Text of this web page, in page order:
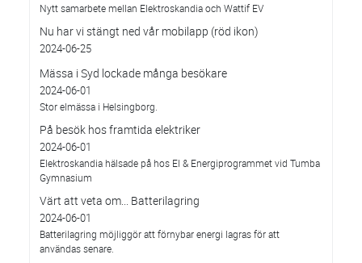
Nytt samarbete mellan Elektroskandia och Wattif EV
Nu har vi stängt ned vår mobilapp (röd ikon)
2024-06-25
Mässa i Syd lockade många besökare
2024-06-01
Stor elmässa i Helsingborg.
På besök hos framtida elektriker
2024-06-01
Elektroskandia hälsade på hos El & Energiprogrammet vid Tumba
Gymnasium
Värt att veta om... Batterilagring
2024-06-01
Batterilagring möjliggör att förnybar energi lagras för att
användas senare.